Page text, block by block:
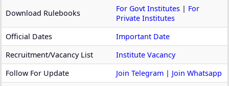
Download Rulebooks For Govt Institutes | For
Private Institutes
Official Dates
Important Date
Recruitment/Vacancy List
Institute Vacancy
Follow For Update
Join Telegram | Join Whatsapp